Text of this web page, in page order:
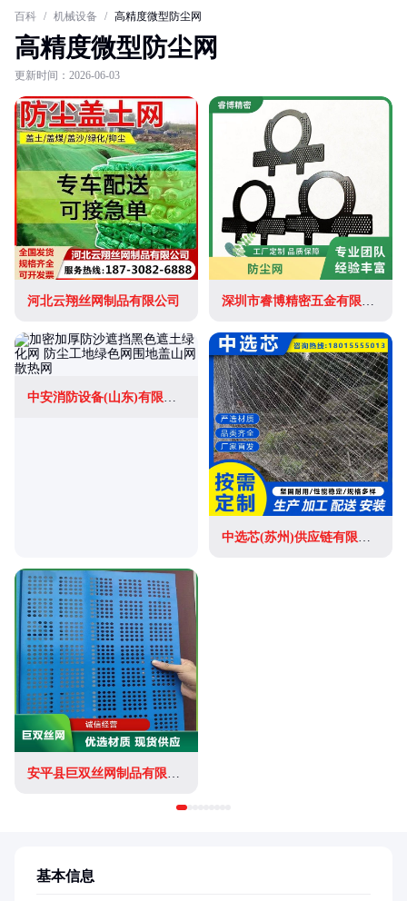
百科 / 机械设备 / 高精度微型防尘网
高精度微型防尘网
更新时间：2026-06-03
河北云翔丝网制品有限公司 深圳市睿博精密五金有限公司
中安消防设备(山东)有限公司
中选芯(苏州)供应链有限公司
安平县巨双丝网制品有限公司
基本信息